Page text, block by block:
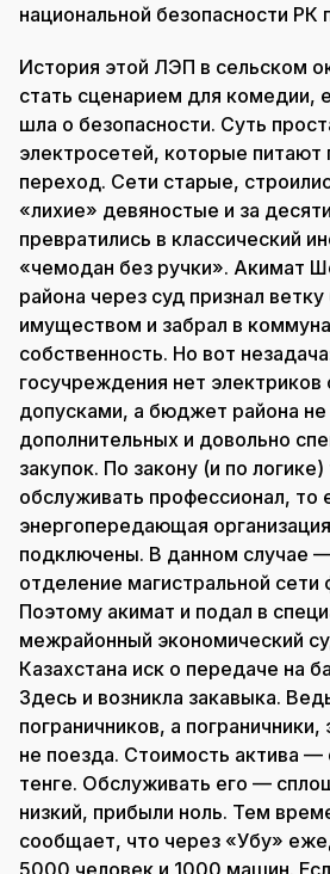
национальной безопасности РК
История этой ЛЭП в сельском
стать сценарием для комедии,
шла о безопасности. Суть
электросетей, которые питают
переход. Сети старые,
«лихие» девяностые и за
превратились в классический
«чемодан без ручки». Акимат
района через суд признал
имуществом и забрал в
собственность. Но вот
госучреждения нет
допусками, а бюджет района не
дополнительных и довольно
закупок. По закону (и по
обслуживать профессионал, то
энергопередающая
подключены. В данном случае
отделение магистральной
Поэтому акимат и подал в
межрайонный экономический
Казахстана иск о передаче на
Здесь и возникла закавыка.
пограничников, а пограничники,
не поезда. Стоимость актива
тенге. Обслуживать его —
низкий, прибыли ноль. Тем
сообщает, что через «Убу»